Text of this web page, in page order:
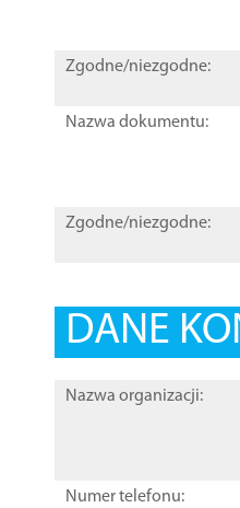
Zgodne/niezgodne:
Nazwa dokumentu:
Zgodne/niezgodne:
DANE
Nazwa organizacji:
Numer telefonu: